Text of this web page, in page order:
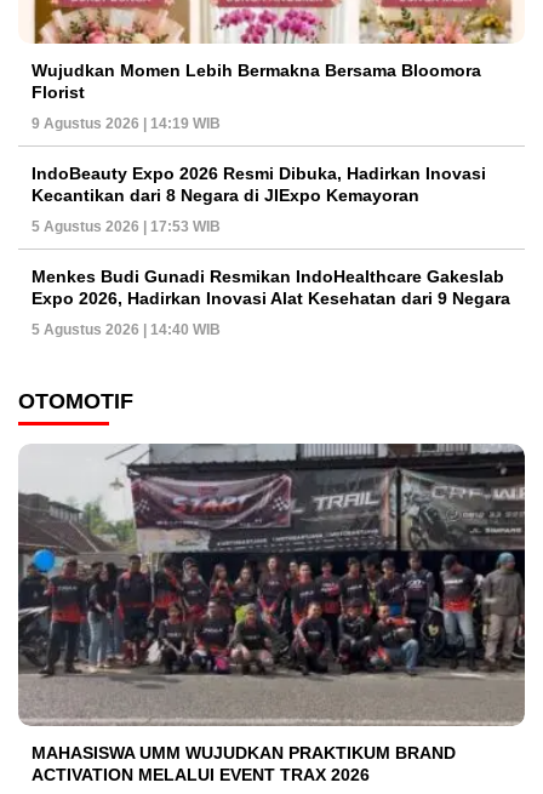
Wujudkan Momen Lebih Bermakna Bersama Bloomora
Florist
9 Agustus 2026 | 14:19 WIB
IndoBeauty Expo 2026 Resmi Dibuka, Hadirkan Inovasi
Kecantikan dari 8 Negara di JIExpo Kemayoran
5 Agustus 2026 | 17:53 WIB
Menkes Budi Gunadi Resmikan IndoHealthcare Gakeslab
Expo 2026, Hadirkan Inovasi Alat Kesehatan dari 9 Negara
5 Agustus 2026 | 14:40 WIB
OTOMOTIF
MAHASISWA UMM WUJUDKAN PRAKTIKUM BRAND
ACTIVATION MELALUI EVENT TRAX 2026